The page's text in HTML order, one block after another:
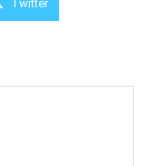
Twitter